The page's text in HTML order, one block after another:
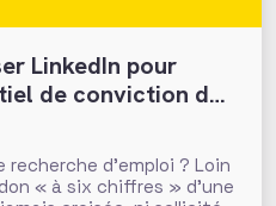
LinkedIn pour
de conviction des
d’emploi ? Loin
« à six chiffres » d’une